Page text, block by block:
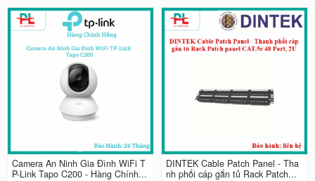
Camera An Ninh Gia Đình WiFi T
P-Link Tapo C200 - Hàng Chính...
DINTEK Cable Patch Panel - Tha
nh phối cáp gắn tủ Rack Patch...